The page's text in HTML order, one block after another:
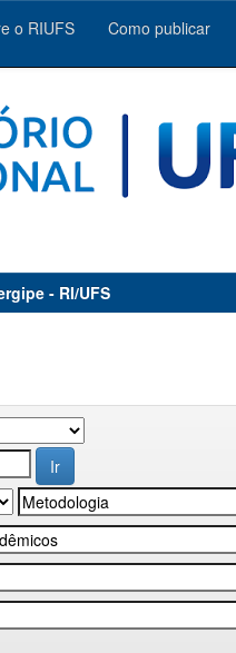
o RIUFS Como publicar
- RI/UFS